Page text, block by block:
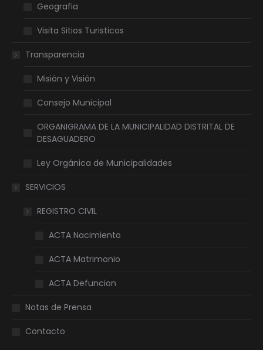
Geografia
Visita Sitios Turisticos
Transparencia
Misión y Visión
Consejo Municipal
ORGANIGRAMA DE LA MUNICIPALIDAD DISTRITAL DE
DESAGUADERO
Ley Orgánica de Municipalidades
SERVICIOS
REGISTRO CIVIL
ACTA Nacimiento
ACTA Matrimonio
ACTA Defuncion
Notas de Prensa
Contacto